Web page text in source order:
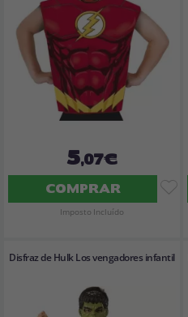
5,07€
COMPRAR
Imposto Incluído
Disfraz de Hulk Los vengadores infantil